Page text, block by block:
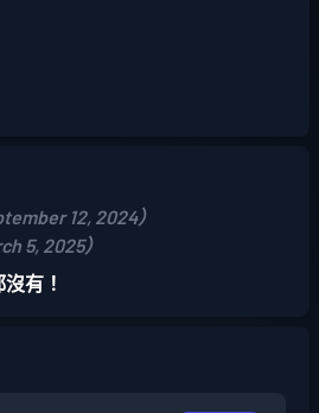
12, 2024）
5, 2025）
有！